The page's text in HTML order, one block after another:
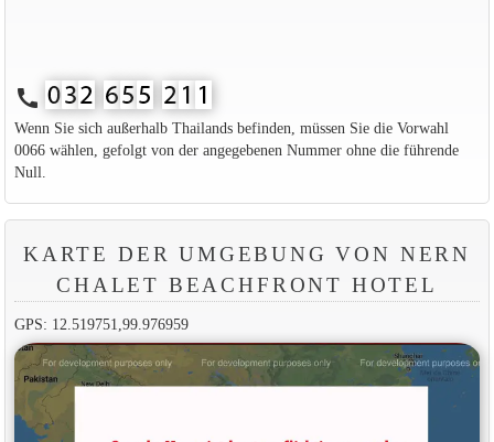
call
Wenn Sie sich außerhalb Thailands befinden, müssen Sie die Vorwahl
0066 wählen, gefolgt von der angegebenen Nummer ohne die führende
Null.
KARTE DER UMGEBUNG VON NERN
CHALET BEACHFRONT HOTEL
GPS: 12.519751,99.976959